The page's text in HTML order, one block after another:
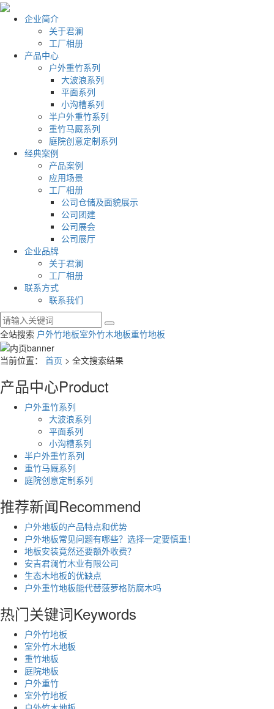
企业简介
关于君澜
工厂相册
产品中心
户外重竹系列
大波浪系列
平面系列
小沟槽系列
半户外重竹系列
重竹马厩系列
庭院创意定制系列
经典案例
产品案例
应用场景
工厂相册
公司仓储及面貌展示
公司团建
公司展会
公司展厅
企业品牌
关于君澜
工厂相册
联系方式
联系我们
全站搜索 户外竹地板室外竹木地板重竹地板
当前位置： 首页 > 全文搜索结果
产品中心Product
户外重竹系列
大波浪系列
平面系列
小沟槽系列
半户外重竹系列
重竹马厩系列
庭院创意定制系列
推荐新闻Recommend
户外地板的产品特点和优势
户外地板常见问题有哪些？选择一定要慎重！
地板安装竟然还要额外收费？
安吉君澜竹木业有限公司
生态木地板的优缺点
户外重竹地板能代替菠萝格防腐木吗
热门关键词Keywords
户外竹地板
室外竹木地板
重竹地板
庭院地板
户外重竹
室外竹地板